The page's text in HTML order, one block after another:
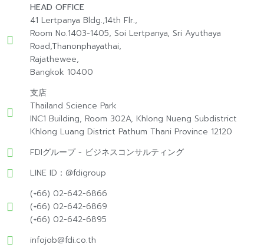
HEAD OFFICE
41 Lertpanya Bldg.,14th Flr.,
Room No.1403-1405, Soi Lertpanya, Sri Ayuthaya
Road,Thanonphayathai,
Rajathewee,
Bangkok 10400
支店
Thailand Science Park
INC1 Building, Room 302A, Khlong Nueng Subdistrict
Khlong Luang District Pathum Thani Province 12120
FDIグループ - ビジネスコンサルティング
LINE ID：@fdigroup
(+66) 02-642-6866
(+66) 02-642-6869
(+66) 02-642-6895
infojob@fdi.co.th